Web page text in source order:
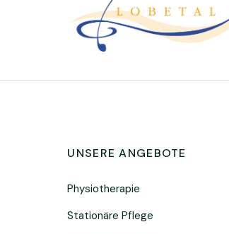
UNSERE ANGEBOTE
Physiotherapie
Stationäre Pflege